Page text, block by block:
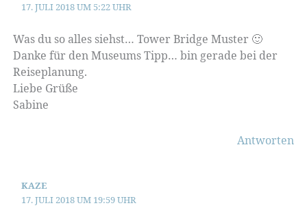
17. JULI 2018 UM 5:22 UHR
Was du so alles siehst… Tower Bridge Muster 🙂
Danke für den Museums Tipp… bin gerade bei der
Reiseplanung.
Liebe Grüße
Sabine
Antworten
KAZE
17. JULI 2018 UM 19:59 UHR